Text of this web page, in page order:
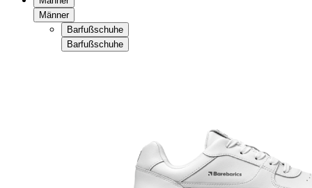
Männer
Barfußschuhe
Barfußschuhe